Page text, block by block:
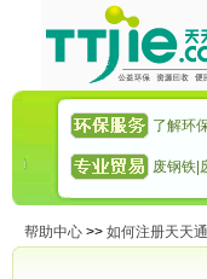
了解环
废钢铁
帮助中心 >> 如何注册天天通